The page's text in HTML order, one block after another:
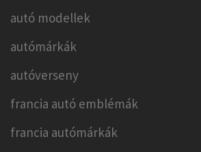
autó modellek
autómárkák
autóverseny
francia autó emblémák
francia autómárkák